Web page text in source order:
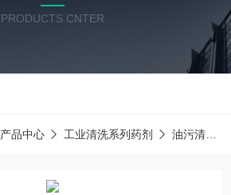
PRODUCTS CNTER
产品中心 工业清洗系列药剂 油污清洗剂